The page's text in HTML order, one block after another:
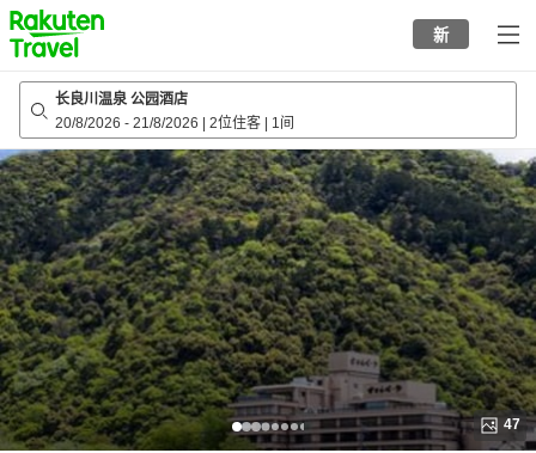
to
top
page
新
长良川温泉 公园酒店
20/8/2026 - 21/8/2026 2位住客 1间
47